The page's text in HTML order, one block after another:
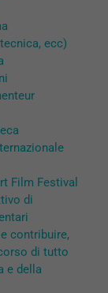
ecc)
Film Festival
di
contribuire,
di tutto
e della